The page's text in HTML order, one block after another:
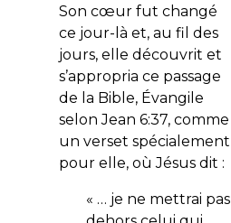
Son cœur fut changé
ce jour-là et, au fil des
jours, elle découvrit et
s’appropria ce passage
de la Bible, Évangile
selon Jean 6:37, comme
un verset spécialement
pour elle, où Jésus dit :
« … je ne mettrai pas